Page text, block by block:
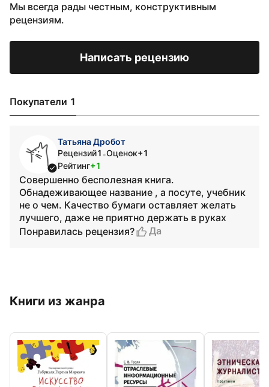
Мы всегда рады честным, конструктивным
рецензиям.
Написать рецензию
Покупатели 1
Татьяна Дробот
Рецензий1 •Оценок+1
Рейтинг+1
Совершенно бесполезная книга.
Обнадеживающее название , а посуте, учебник
не о чем. Качество бумаги оставляет желать
лучшего, даже не приятно держать в руках
Понравилась рецензия?
Да
Книги из жанра